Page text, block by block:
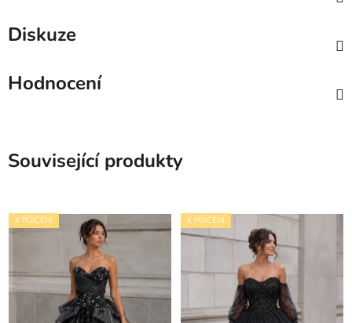
Diskuze
Hodnocení
Související produkty
K PŮJČENÍ K PŮJČENÍ